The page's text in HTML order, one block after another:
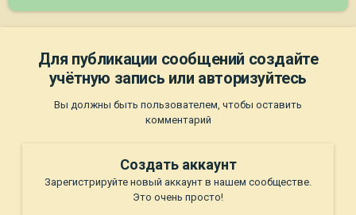
Для публикации сообщений создайте
учётную запись или авторизуйтесь
Вы должны быть пользователем, чтобы оставить
комментарий
Создать аккаунт
Зарегистрируйте новый аккаунт в нашем сообществе.
Это очень просто!